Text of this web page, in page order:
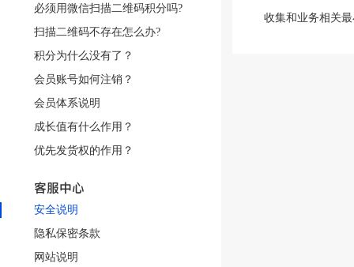
必须用微信扫描二维码积分吗?
扫描二维码不存在怎么办?
积分为什么没有了？
会员账号如何注销？
会员体系说明
成长值有什么作用？
优先发货权的作用？
客服中心
安全说明
隐私保密条款
网站说明
收集和业务相关